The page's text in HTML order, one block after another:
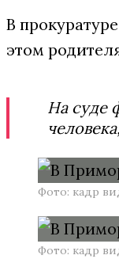
В
этом
На суде
Фото: кадр
Фото: кадр